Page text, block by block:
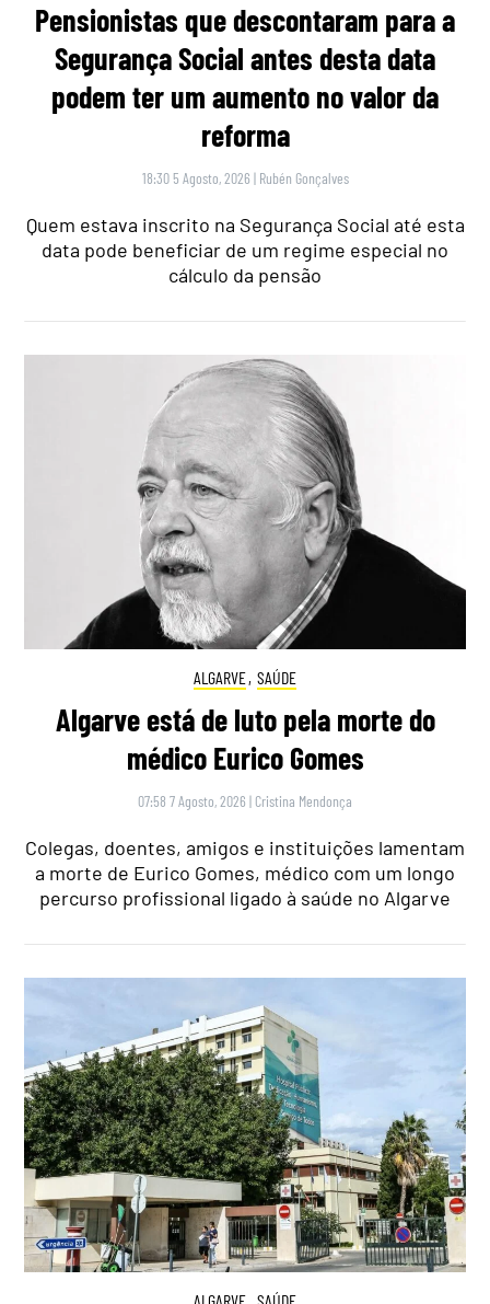
Pensionistas que descontaram para a
Segurança Social antes desta data
podem ter um aumento no valor da
reforma
18:30 5 Agosto, 2026 | Rubén Gonçalves
Quem estava inscrito na Segurança Social até esta
data pode beneficiar de um regime especial no
cálculo da pensão
ALGARVE, SAÚDE
Algarve está de luto pela morte do
médico Eurico Gomes
07:58 7 Agosto, 2026 | Cristina Mendonça
Colegas, doentes, amigos e instituições lamentam
a morte de Eurico Gomes, médico com um longo
percurso profissional ligado à saúde no Algarve